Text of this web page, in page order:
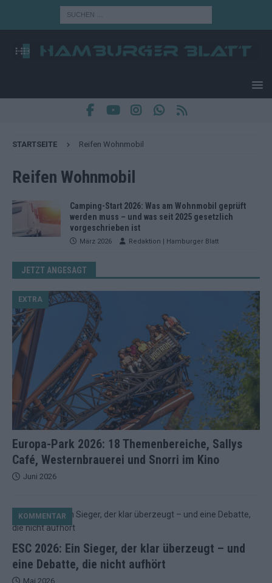
STARTSEITE Reifen Wohnmobil
Reifen Wohnmobil
Camping-Start 2026: Was am Wohnmobil geprüft
werden muss – und was seit 2025 gesetzlich
vorgeschrieben ist
März 2026 Redaktion | Hamburger Blatt
JETZT ANGESAGT
Europa-Park 2026: 18 Themenbereiche, Sallys
Café, Westernbrauerei und Snorri im Kino
EXTRA
Juni 2026
ESC 2026: Ein Sieger, der klar überzeugt – und
eine Debatte, die nicht aufhört
KOMMENTAR
Mai 2026